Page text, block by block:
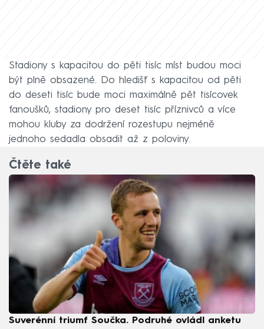
Stadiony s kapacitou do pěti tisíc míst budou moci
být plně obsazené. Do hledišť s kapacitou od pěti
do deseti tisíc bude moci maximálně pět tisícovek
fanoušků, stadiony pro deset tisíc příznivců a více
mohou kluby za dodržení rozestupu nejméně
jednoho sedadla obsadit až z poloviny.
Čtěte také
Suverénní triumf Součka. Podruhé ovládl anketu